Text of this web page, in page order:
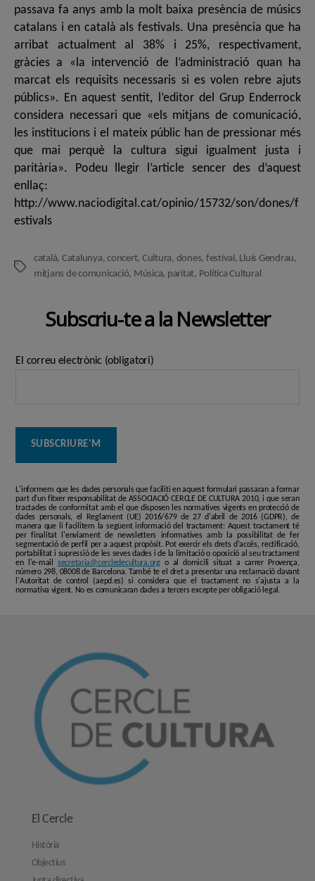
passava fa anys amb la molt baixa presència de músics
catalans i en català als festivals. Una presència que ha
arribat actualment al 38% i 25%, respectivament,
gràcies a «la intervenció de l’administració quan ha
marcat els requisits necessaris si es volen rebre ajuts
públics». En aquest sentit, l’editor del Grup Enderrock
considera necessari que «els mitjans de comunicació,
les institucions i el mateix públic han de pressionar més
que mai perquè la cultura sigui igualment justa i
paritària». Podeu llegir l’article sencer des d’aquest
enllaç:
http://www.naciodigital.cat/opinio/15732/son/dones/f
estivals
Etiquetes
català, Catalunya,concert, Cultura, dones, festival , Lluís Gendrau,
mitjans de comunicació, Música, paritat, Política Cultural
Subscriu-te a la Newsletter
El correu electrònic (obligatori)
L'informem que les dades personals que faciliti en aquest formulari passaran a formar
part d'un fitxer responsabilitat de ASSOCIACIÓ CERCLE DE CULTURA 2010, i que seran
tractades de conformitat amb el que disposen les normatives vigents en protecció de
dades personals, el Reglament (UE) 2016/679 de 27 d'abril de 2016 (GDPR), de
manera que li facilitem la següent informació del tractament: Aquest tractament té
per finalitat l'enviament de newsletters informatives amb la possibilitat de fer
segmentació de perfil per a aquest propòsit. Pot exercir els drets d'accés, rectificació,
portabilitat i supressió de les seves dades i de la limitació o oposició al seu tractament
en l'e-mail secretaria@cercledecultura.orgo al domicili situat a carrer Provença,
número 298, 08008 de Barcelona. També te el dret a presentar una reclamació davant
l'Autoritat de control (aepd.es) si considera que el tractament no s'ajusta a la
normativa vigent. No es comunicaran dades a tercers excepte per obligació legal.
El Cercle
Història
Objectius